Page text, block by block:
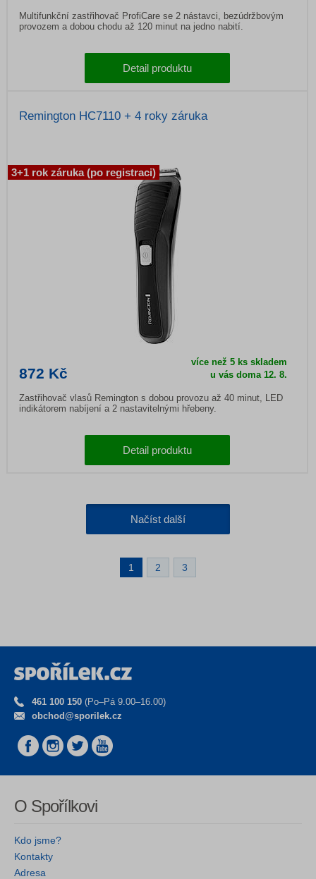
Multifunkční zastřihovač ProfiCare se 2 nástavci, bezúdržbovým
provozem a dobou chodu až 120 minut na jedno nabití.
Detail produktu
Remington HC7110 + 4 roky záruka
872 Kč
více než 5 ks skladem
u vás doma12. 8.
Zastřihovač vlasů Remington s dobou provozu až 40 minut, LED
indikátorem nabíjení a 2 nastavitelnými hřebeny.
Detail produktu
3+1 rok záruka (po registraci)
Načíst další
1 2 3
461 100 150 (Po–Pá 9.00–16.00)
obchod@sporilek.cz
O Spořílkovi
Kdo jsme?
Kontakty
Adresa